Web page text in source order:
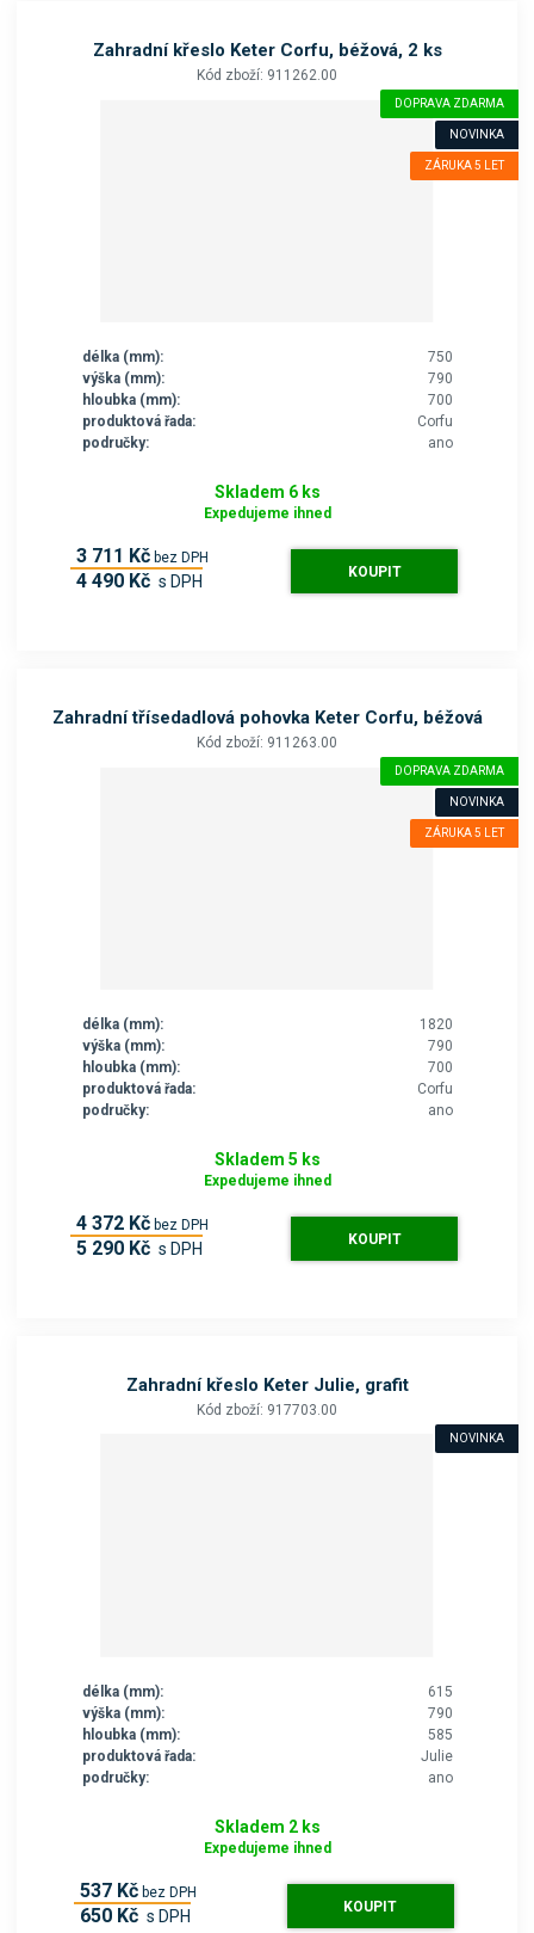
Zahradní křeslo Keter Corfu, béžová, 2 ks
Kód zboží: 911262.00
DOPRAVA ZDARMA
NOVINKA
ZÁRUKA 5 LET
délka (mm):
750
výška (mm):
790
hloubka (mm):
700
produktová řada:
Corfu
područky:
ano
Skladem 6 ks
Expedujeme ihned
3 711 Kč bez DPH
4 490 Kč s DPH KOUPIT
Zahradní třísedadlová pohovka Keter Corfu, béžová
Kód zboží: 911263.00
DOPRAVA ZDARMA
NOVINKA
ZÁRUKA 5 LET
délka (mm):
1820
výška (mm):
790
hloubka (mm):
700
produktová řada:
Corfu
područky:
ano
Skladem 5 ks
Expedujeme ihned
4 372 Kč bez DPH
5 290 Kč s DPH KOUPIT
Zahradní křeslo Keter Julie, grafit
Kód zboží: 917703.00
NOVINKA
délka (mm):
615
výška (mm):
790
hloubka (mm):
585
produktová řada:
Julie
područky:
ano
Skladem 2 ks
Expedujeme ihned
537 Kč bez DPH
650 Kč s DPH KOUPIT